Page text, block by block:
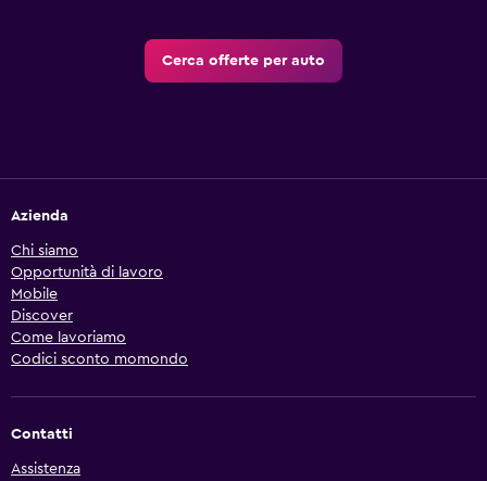
Cerca offerte per auto
Azienda
Chi siamo
Opportunità di lavoro
Mobile
Discover
Come lavoriamo
Codici sconto momondo
Contatti
Assistenza